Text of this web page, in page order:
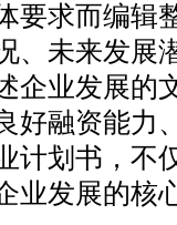
要求而编辑
、未来发展
企业发展的
好融资能力
计划书，不
业发展的核